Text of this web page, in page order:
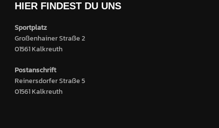
HIER FINDEST DU UNS
Sportplatz
Großenhainer Straße 2
01561 Kalkreuth
Postanschrift
Reinersdorfer Straße 5
01561 Kalkreuth